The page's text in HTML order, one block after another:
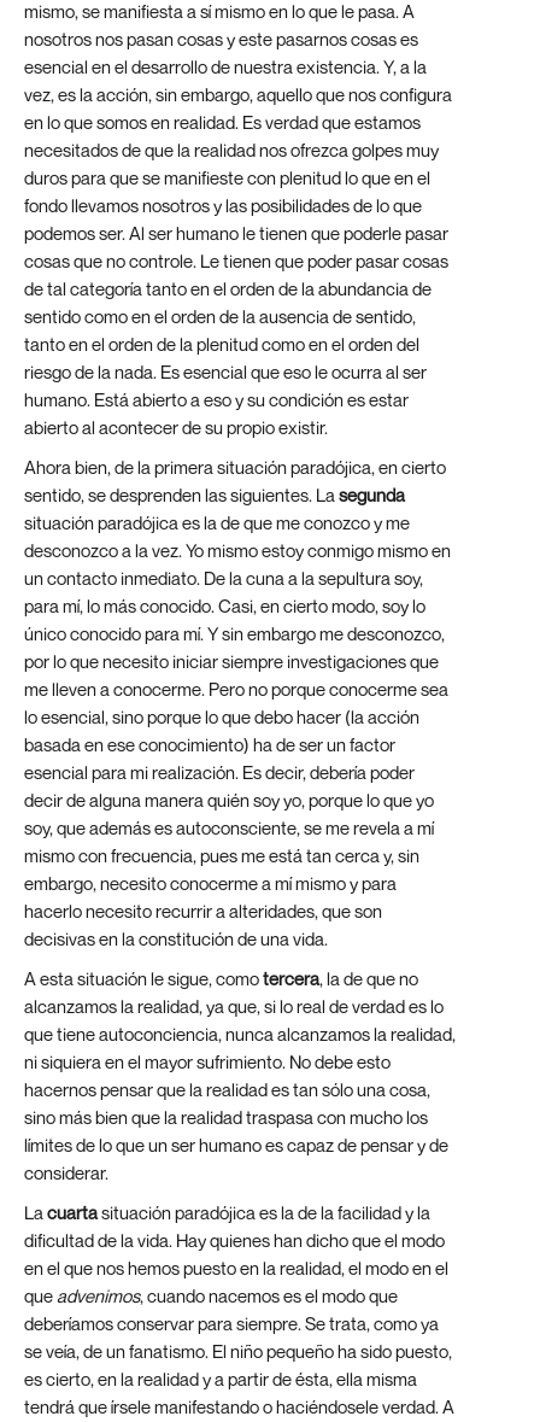
mismo, se manifiesta a sí mismo en lo que le pasa. A
nosotros nos pasan cosas y este pasarnos cosas es
esencial en el desarrollo de nuestra existencia. Y, a la
vez, es la acción, sin embargo, aquello que nos configura
en lo que somos en realidad. Es verdad que estamos
necesitados de que la realidad nos ofrezca golpes muy
duros para que se manifieste con plenitud lo que en el
fondo llevamos nosotros y las posibilidades de lo que
podemos ser. Al ser humano le tienen que poderle pasar
cosas que no controle. Le tienen que poder pasar cosas
de tal categoría tanto en el orden de la abundancia de
sentido como en el orden de la ausencia de sentido,
tanto en el orden de la plenitud como en el orden del
riesgo de la nada. Es esencial que eso le ocurra al ser
humano. Está abierto a eso y su condición es estar
abierto al acontecer de su propio existir.
Ahora bien, de la primera situación paradójica, en cierto
sentido, se desprenden las siguientes. La segunda
situación paradójica es la de que me conozco y me
desconozco a la vez. Yo mismo estoy conmigo mismo en
un contacto inmediato. De la cuna a la sepultura soy,
para mí, lo más conocido. Casi, en cierto modo, soy lo
único conocido para mí. Y sin embargo me desconozco,
por lo que necesito iniciar siempre investigaciones que
me lleven a conocerme. Pero no porque conocerme sea
lo esencial, sino porque lo que debo hacer (la acción
basada en ese conocimiento) ha de ser un factor
esencial para mi realización. Es decir, debería poder
decir de alguna manera quién soy yo, porque lo que yo
soy, que además es autoconsciente, se me revela a mí
mismo con frecuencia, pues me está tan cerca y, sin
embargo, necesito conocerme a mí mismo y para
hacerlo necesito recurrir a alteridades, que son
decisivas en la constitución de una vida.
A esta situación le sigue, comotercera, la de que no
alcanzamos la realidad, ya que, si lo real de verdad es lo
que tiene autoconciencia, nunca alcanzamos la realidad,
ni siquiera en el mayor sufrimiento. No debe esto
hacernos pensar que la realidad es tan sólo una cosa,
sino más bien que la realidad traspasa con mucho los
límites de lo que un ser humano es capaz de pensar y de
considerar.
La cuartasituación paradójica es la de la facilidad y la
dificultad de la vida. Hay quienes han dicho que el modo
en el que nos hemos puesto en la realidad, el modo en el
queadvenimos, cuando nacemos es el modo que
deberíamos conservar para siempre. Se trata, como ya
se veía, de un fanatismo. El niño pequeño ha sido puesto,
es cierto, en la realidad y a partir de ésta, ella misma
tendrá que írsele manifestando o haciéndosele verdad. A